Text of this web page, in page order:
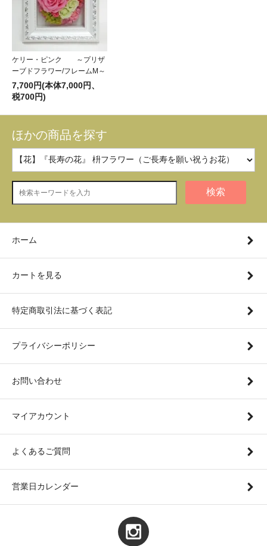
ケリー・ピンク ～プリザ
ーブドフラワー/フレームM～
7,700円(本体7,000円、
税700円)
ほかの商品を探す
検索
ホーム
カートを見る
特定商取引法に基づく表記
プライバシーポリシー
お問い合わせ
マイアカウント
よくあるご質問
営業日カレンダー